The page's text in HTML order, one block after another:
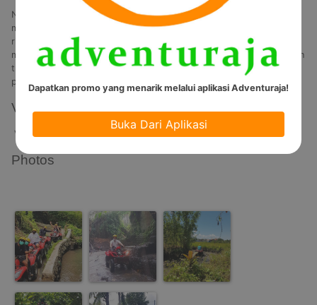
Nikmati petualangan yang menantang dan menguji adrenalin dengan
mengendarai motor ATV selama 1,5 sampai 2 jam! Lewati berbagai
rintangan dan pemandangan alam yang indah seperti persawahan,
melintasi sungai, hutan, air terjun, dan goa! Semua ini diawali dengan
training track guna memastikan kesiapan peserta dalam
petualangan.
Video
Video Tidak Tersedia
Photos
Dapatkan promo yang menarik melalui aplikasi Adventuraja!
Buka Dari Aplikasi